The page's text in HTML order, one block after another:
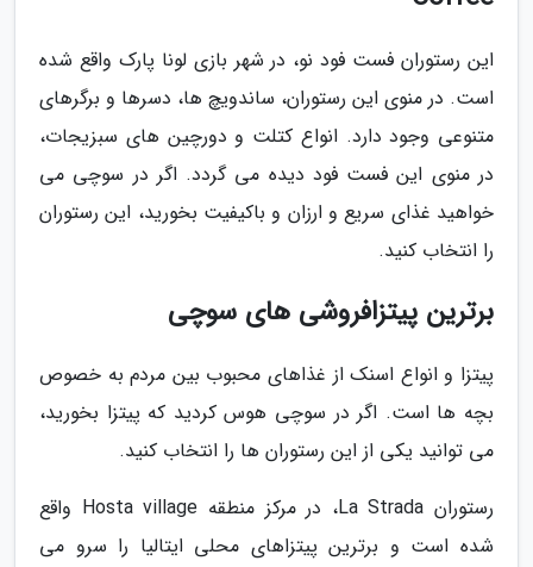
این رستوران فست فود نو، در شهر بازی لونا پارک واقع شده
است. در منوی این رستوران، ساندویچ ها، دسرها و برگرهای
متنوعی وجود دارد. انواع کتلت و دورچین های سبزیجات،
در منوی این فست فود دیده می گردد. اگر در سوچی می
خواهید غذای سریع و ارزان و باکیفیت بخورید، این رستوران
را انتخاب کنید.
برترین پیتزافروشی های سوچی
پیتزا و انواع اسنک از غذاهای محبوب بین مردم به خصوص
بچه ها است. اگر در سوچی هوس کردید که پیتزا بخورید،
می توانید یکی از این رستوران ها را انتخاب کنید.
رستوران La Strada، در مرکز منطقه Hosta village واقع
شده است و برترین پیتزاهای محلی ایتالیا را سرو می